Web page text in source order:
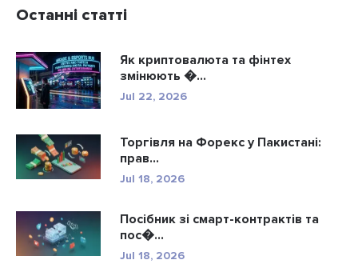
Останні статті
Як криптовалюта та фінтех
змінюють �...
Jul 22, 2026
Торгівля на Форекс у Пакистані:
прав...
Jul 18, 2026
Посібник зі смарт-контрактів та
пос�...
Jul 18, 2026